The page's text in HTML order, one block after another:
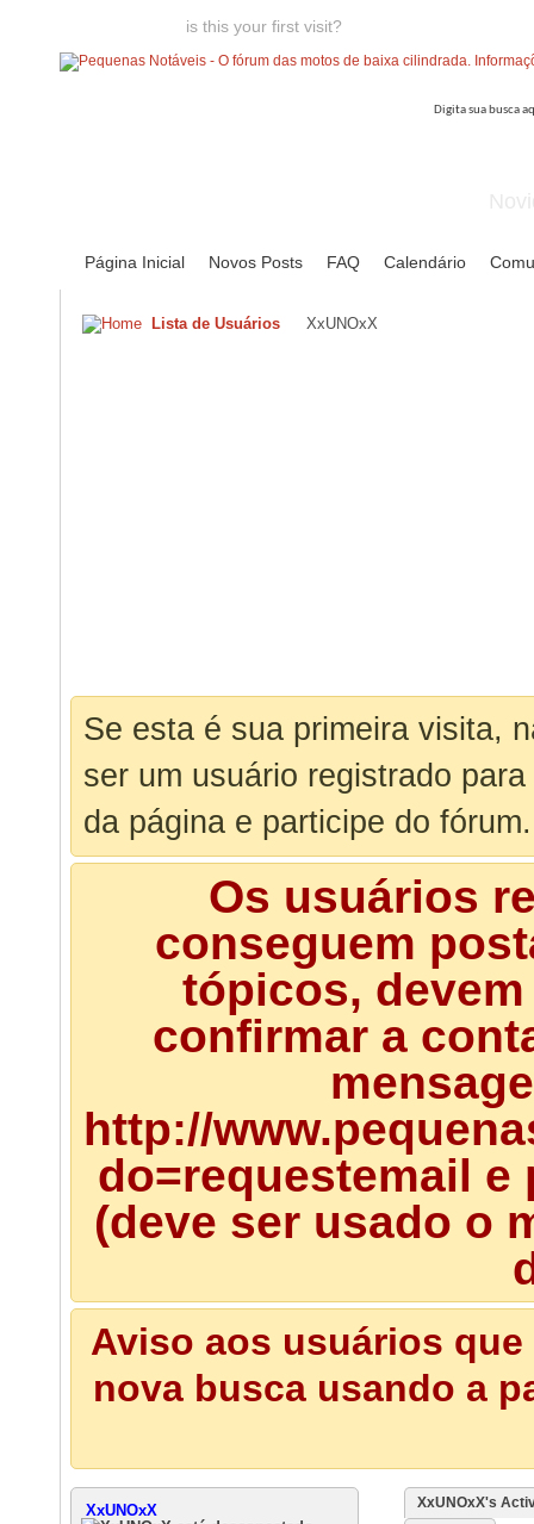
is this your first visit?
Página Inicial Novos Posts FAQ Calendário
Lista de Usuários XxUNOxX
Se esta é sua primeira visita,
ser um usuário registrado
da página e participe do fórum.
Os usuários
conseguem
tópicos,
confirmar a
http://
do=requestemail
(deve ser usado o
Aviso aos usuários
nova busca usando a
XxUNOxX
XxUNOxX's